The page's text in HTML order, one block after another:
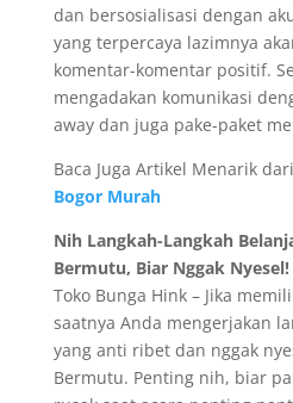
dan bersosialisasi dengan
yang terpercaya lazimnya
komentar-komentar positif.
mengadakan komunikasi
away dan juga pake-paket
Baca Juga Artikel Menarik
Bogor Murah
Nih Langkah-Langkah
Bermutu, Biar Nggak Nyesel!
Toko Bunga Hink – Jika
saatnya Anda mengerjakan
yang anti ribet dan nggak
Bermutu. Penting nih, biar